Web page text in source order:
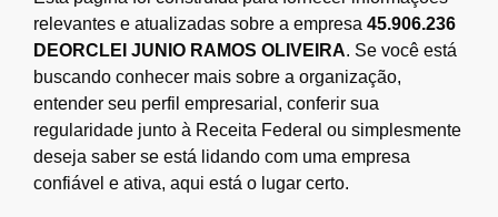
relevantes e atualizadas sobre a empresa 45.906.236
DEORCLEI JUNIO RAMOS OLIVEIRA. Se você está
buscando conhecer mais sobre a organização,
entender seu perfil empresarial, conferir sua
regularidade junto à Receita Federal ou simplesmente
deseja saber se está lidando com uma empresa
confiável e ativa, aqui está o lugar certo.